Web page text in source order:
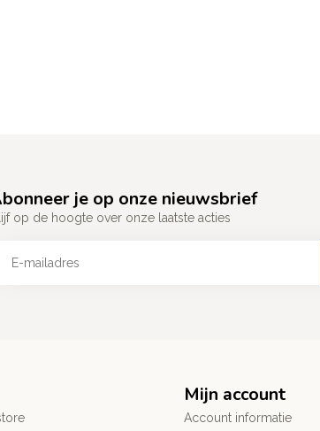
je op onze nieuwsbrief
op de hoogte over onze laatste acties
Mijn account
Account informatie